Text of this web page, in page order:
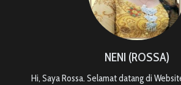
NENI (ROSSA)
Hi, Saya Rossa. Selamat datang di